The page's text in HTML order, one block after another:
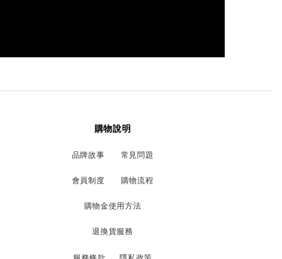
購物說明
品牌故事 常見問題
會員制度 購物流程
購物金使用方法
退換貨服務